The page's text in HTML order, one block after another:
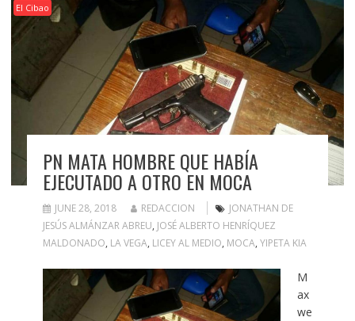
El Cibao
PN MATA HOMBRE QUE HABÍA
EJECUTADO A OTRO EN MOCA
JUNE 28, 2018 REDACCION
JONATHAN DE
JESÚS ALMÁNZAR ABREU, JOSÉ ALBERTO HENRÍQUEZ
MALDONADO, LA VEGA, LICEY AL MEDIO, MOCA, YIPETA KIA
M
ax
we